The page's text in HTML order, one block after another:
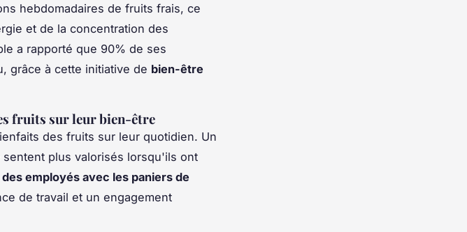
hebdomadaires de fruits frais, ce
et de la concentration des
a rapporté que 90% de ses
grâce à cette initiative de bien-être
fruits sur leur bien-être
des fruits sur leur quotidien. Un
plus valorisés lorsqu'ils ont
employés avec les paniers de
de travail et un engagement